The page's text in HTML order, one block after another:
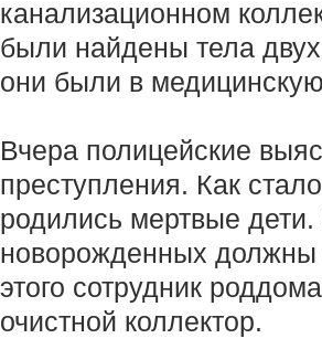
канализационном
были найдены тела
они были в
Вчера полицейские
преступления. Как
родились мертвые
новорожденных должны
этого сотрудник
очистной коллектор.